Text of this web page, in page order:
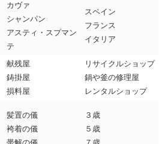
カヴァ
シャンパン
アスティ・スプマン
テ
スペイン
フランス
イタリア
献残屋
鋳掛屋
損料屋
リサイクルショップ
鍋や釜の修理屋
レンタルショップ
髪置の儀
袴着の儀
３歳
５歳